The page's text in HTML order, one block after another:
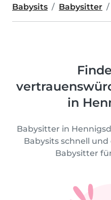
Babysits Babysitter
in
Babysitter in
Babysits schnell
Babysitter